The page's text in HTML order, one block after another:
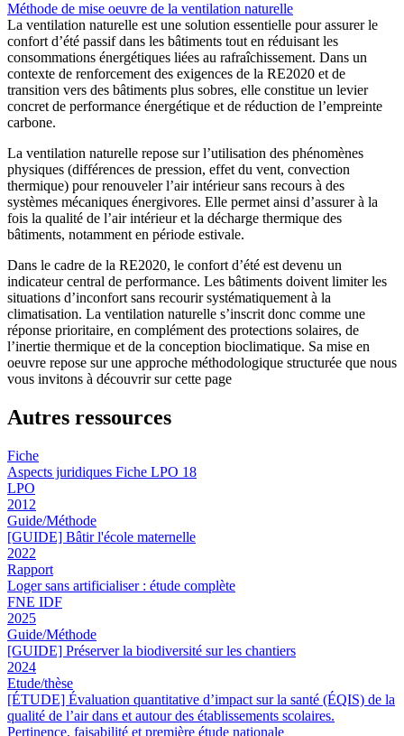
Méthode de mise oeuvre de la ventilation naturelle
La ventilation naturelle est une solution essentielle pour assurer le
confort d’été passif dans les bâtiments tout en réduisant les
consommations énergétiques liées au rafraîchissement. Dans un
contexte de renforcement des exigences de la RE2020 et de
transition vers des bâtiments plus sobres, elle constitue un levier
concret de performance énergétique et de réduction de l’empreinte
carbone.
La ventilation naturelle repose sur l’utilisation des phénomènes
physiques (différences de pression, effet du vent, convection
thermique) pour renouveler l’air intérieur sans recours à des
systèmes mécaniques énergivores. Elle permet ainsi d’assurer à la
fois la qualité de l’air intérieur et la décharge thermique des
bâtiments, notamment en période estivale.
Dans le cadre de la RE2020, le confort d’été est devenu un
indicateur central de performance. Les bâtiments doivent limiter les
situations d’inconfort sans recourir systématiquement à la
climatisation. La ventilation naturelle s’inscrit donc comme une
réponse prioritaire, en complément des protections solaires, de
l’inertie thermique et de la conception bioclimatique. Sa mise en
oeuvre repose sur une approche méthodologique structurée que nous
vous invitons à découvrir sur cette page
Autres ressources
Fiche
Aspects juridiques Fiche LPO 18
LPO
2012
Guide/Méthode
[GUIDE] Bâtir l'école maternelle
2022
Rapport
Loger sans artificialiser : étude complète
FNE IDF
2025
Guide/Méthode
[GUIDE] Préserver la biodiversité sur les chantiers
2024
Etude/thèse
[ÉTUDE] Évaluation quantitative d’impact sur la santé (ÉQIS) de la
qualité de l’air dans et autour des établissements scolaires.
Pertinence, faisabilité et première étude nationale